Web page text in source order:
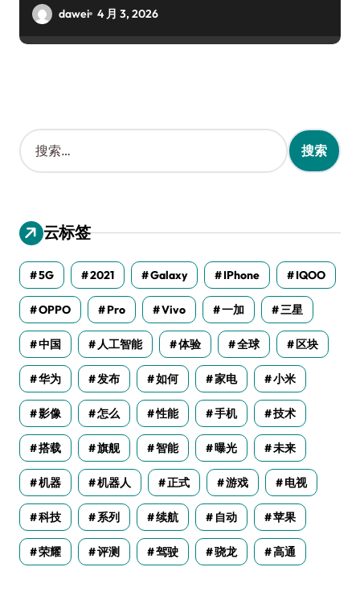
dawei 4 月 3, 2026
搜
索
：
云标签
5G 2021 Galaxy IPhone IQOO
OPPO Pro Vivo 一加 三星
中国 人工智能 体验 全球 区块
华为 发布 如何 家电 小米
影像 怎么 性能 手机 技术
搭载 旗舰 智能 曝光 未来
机器 机器人 正式 游戏 电视
科技 系列 续航 自动 苹果
荣耀 评测 驾驶 骁龙 高通